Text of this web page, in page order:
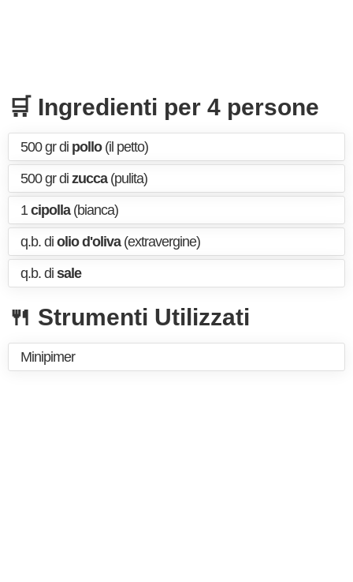
🛒 Ingredienti per 4 persone
500 gr di pollo(il petto)
500 gr di zucca(pulita)
1cipolla(bianca)
q.b. di olio d'oliva(extravergine)
q.b. di sale
🍴 Strumenti Utilizzati
Minipimer